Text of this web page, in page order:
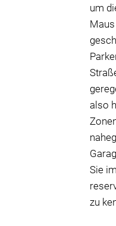
um
also
Sie
zu